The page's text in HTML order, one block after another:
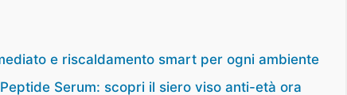
e riscaldamento smart per ogni ambiente
Serum: scopri il siero viso anti-età ora